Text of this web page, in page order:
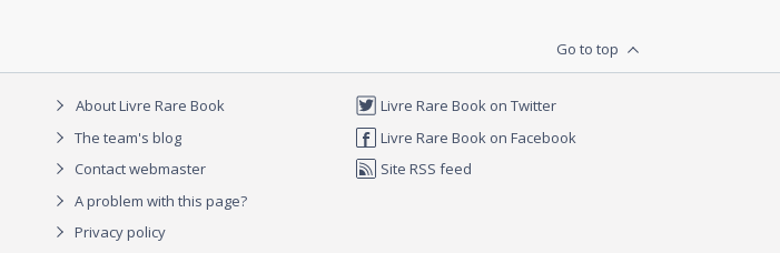
Go to top
About Livre Rare Book
The team's blog
Contact webmaster
A problem with this page?
Privacy policy
Livre Rare Book on Twitter
Livre Rare Book on Facebook
Site RSS feed